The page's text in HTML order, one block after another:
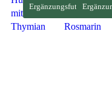
Ergänzungsfuttermittel